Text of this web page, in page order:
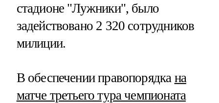
стадионе "Лужники", было
задействовано 2 320 сотрудников
милиции.
В обеспечении правопорядка на
матче третьего тура чемпионата